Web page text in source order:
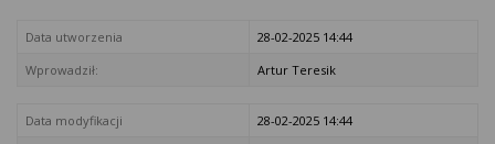
Data utworzenia
28-02-2025 14:44
Wprowadził:
Artur Teresik
Data modyfikacji
28-02-2025 14:44